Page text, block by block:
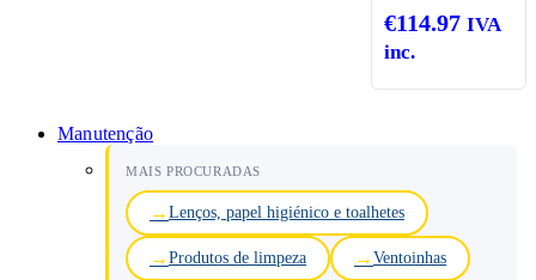
€114.97 IVA
inc.
Manutenção
MAIS PROCURADAS
Lenços, papel higiénico e toalhetes
Produtos de limpeza Ventoinhas